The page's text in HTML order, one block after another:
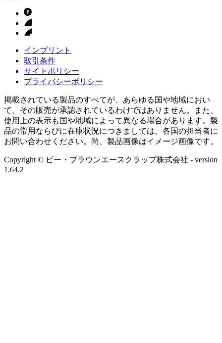
インプリント
取引条件
サイトポリシー
プライバシーポリシー
掲載されている製品のすべてが、あらゆる国や地域におい
て、その販売が承認されているわけではありません。また、
使用上の表示も国や地域によって異なる場合があります。製
品の常用ならびに在庫状況につきましては、各国の担当者に
お問い合わせください。尚、製品画像はイメージ画像です。
Copyright © ビー・ブラウンエースクラップ株式会社 - version
1.64.2